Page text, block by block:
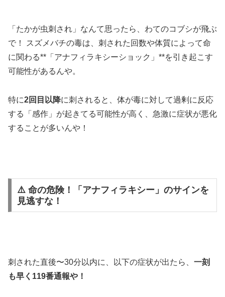
「たかが虫刺され」なんて思ったら、わてのコブシが飛ぶ
で！ スズメバチの毒は、刺された回数や体質によって命
に関わる**「アナフィラキシーショック」**を引き起こす
可能性があるんや。
特に2回目以降に刺されると、体が毒に対して過剰に反応
する「感作」が起きてる可能性が高く、急激に症状が悪化
することが多いんや！
⚠️ 命の危険！「アナフィラキシー」のサインを
見逃すな！
刺された直後〜30分以内に、以下の症状が出たら、 一刻
も早く119番通報や！